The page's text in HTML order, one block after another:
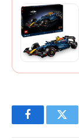
Facebook